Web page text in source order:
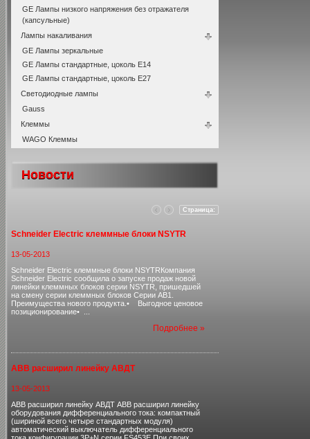
GE Лампы низкого напряжения без отражателя
(капсульные)
Лампы накаливания
GE Лампы зеркальные
GE Лампы стандартные, цоколь Е14
GE Лампы стандартные, цоколь Е27
Светодиодные лампы
Gauss
Клеммы
WAGO Клеммы
Новости
Страница:
Schneider Electric клеммные блоки NSYTR
13-05-2013
Schneider Electric клеммные блоки NSYTRКомпания
Schneider Electric сообщила о запуске продаж новой
линейки клеммных блоков серии NSYTR, пришедшей
на смену серии клеммных блоков Серии AB1.
Преимущества нового продукта.• Выгодное ценовое
позиционирование• ...
Подробнее »
ABB расширил линейку АВДТ
13-05-2013
ABB расширил линейку АВДТ ABB расширил линейку
оборудования дифференциального тока: компактный
(шириной всего четыре стандартных модуля)
автоматический выключатель дифференциального